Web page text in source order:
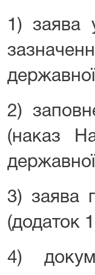
1) заява
2)
(наказ
3) заява
(додаток
4)